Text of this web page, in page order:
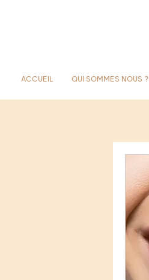
ACCUEIL QUI SOMMES NOUS ?